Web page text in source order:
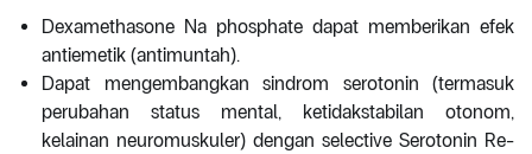
Dexamethasone Na phosphate dapat memberikan efek
antiemetik (antimuntah).
Dapat mengembangkan sindrom serotonin (termasuk
perubahan status mental, ketidakstabilan otonom,
kelainan neuromuskuler) dengan selective Serotonin Re-